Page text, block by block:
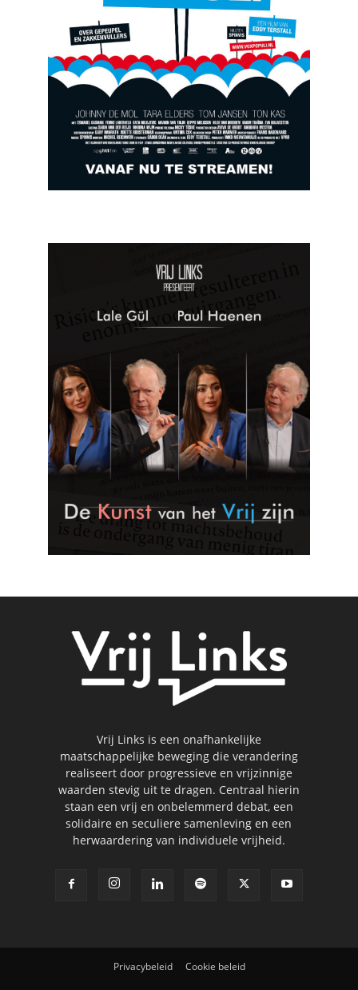
Vrij Links is een onafhankelijke
maatschappelijke beweging die verandering
realiseert door progressieve en vrijzinnige
waarden stevig uit te dragen. Centraal hierin
staan een vrij en onbelemmerd debat, een
solidaire en seculiere samenleving en een
herwaardering van individuele vrijheid.
Privacybeleid Cookie beleid